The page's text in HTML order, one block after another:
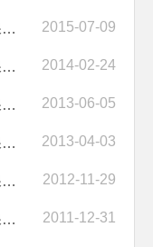
保山市人民政府办公室关于印发保山市市级储备粮管理办法的通知 2015-07-09
保山市人民政府办公室关于印发保山市廉租住房公共租赁住房出租出售收入... 2014-02-24
保山市人民政府办公室关于印发保山市社会共办公共文化服务项目管理办法... 2013-06-05
保山市人民政府办公室关于印发保山市电动自行车管理实施办法的通知 2013-04-03
保山市人民政府办公室关于印发保山市人民政府质量管理奖管理办法的通知 2012-11-29
保山市人民政府办公室关于印发保山市人民防空工程建设管理办法的通知 2011-12-31